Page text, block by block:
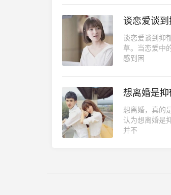
谈恋爱谈
谈恋爱谈到抑
草。当恋爱中
感到困
想离婚是
想离婚，真的
认为想离婚是
并不